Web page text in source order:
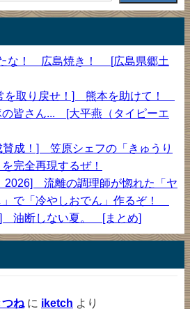
な！ 広島焼き！ [広島県郷土
を取り戻せ！] 熊本を助けて！
の皆さん... [大平燕（タイピーエ
成！] 笠原シェフの「きゅうり
完全再現するぜ！
2026] 流離の調理師が惚れた「ヤ
で「冷やしおでん」作るぞ！
油断しない夏。 [まとめ]
つね に iketch より